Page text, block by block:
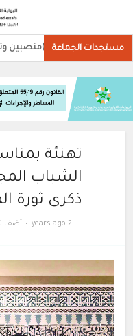
مستجدات الجماعة
وتقني من الدرجة الرابعة (03) مناصب.
تهنئة
الشباب
ذكرى ثورة
2 years ago أضف